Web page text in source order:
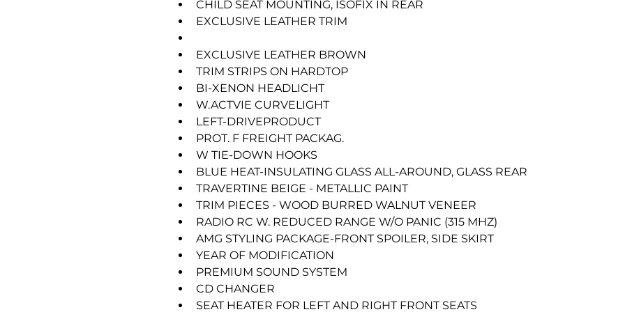
CHILD SEAT MOUNTING, ISOFIX IN REAR
EXCLUSIVE LEATHER TRIM
EXCLUSIVE LEATHER BROWN
TRIM STRIPS ON HARDTOP
BI-XENON HEADLICHT
W.ACTVIE CURVELIGHT
LEFT-DRIVEPRODUCT
PROT. F FREIGHT PACKAG.
W TIE-DOWN HOOKS
BLUE HEAT-INSULATING GLASS ALL-AROUND, GLASS REAR
TRAVERTINE BEIGE - METALLIC PAINT
TRIM PIECES - WOOD BURRED WALNUT VENEER
RADIO RC W. REDUCED RANGE W/O PANIC (315 MHZ)
AMG STYLING PACKAGE-FRONT SPOILER, SIDE SKIRT
YEAR OF MODIFICATION
PREMIUM SOUND SYSTEM
CD CHANGER
SEAT HEATER FOR LEFT AND RIGHT FRONT SEATS